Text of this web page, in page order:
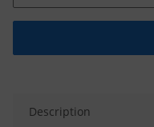
Description